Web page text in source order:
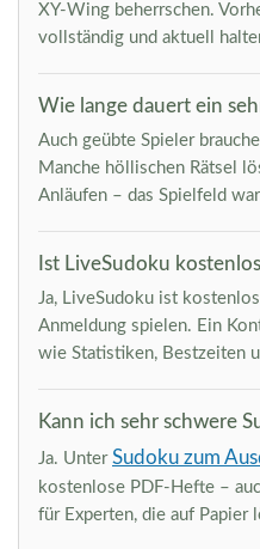
XY-Wing beherrschen.
vollständig und aktuell
Wie lange dauert ein
Auch geübte Spieler
Manche höllischen Rätsel
Anläufen – das Spielfeld
Ist LiveSudoku
Ja, LiveSudoku ist
Anmeldung spielen. Ein
wie Statistiken, Bestzeiten
Kann ich sehr schwere
Ja. Unter Sudoku zum
kostenlose PDF-Hefte –
für Experten, die auf Papier